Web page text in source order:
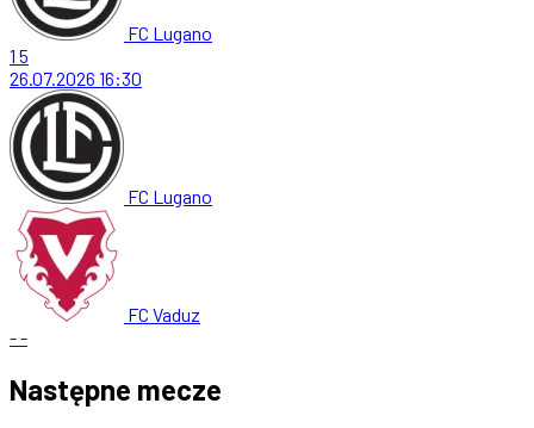
FC Lugano
1 5
26.07.2026 16:30
FC Lugano
FC Vaduz
--
Następne mecze